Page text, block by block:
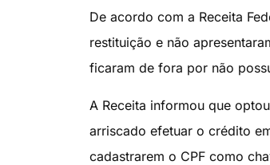
De acordo com a Receita
restituição e não
ficaram de fora por não
A Receita informou que
arriscado efetuar o crédito
cadastrarem o CPF como